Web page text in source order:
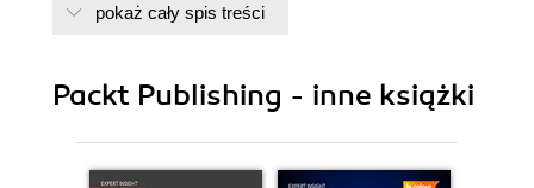
pokaż cały spis treści
Packt Publishing - inne książki